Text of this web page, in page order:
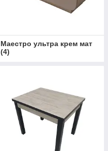
Маестро ультра крем мат
(4)